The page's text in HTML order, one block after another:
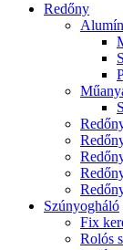
Redőny
Szúnyogháló
Fix
Rolós